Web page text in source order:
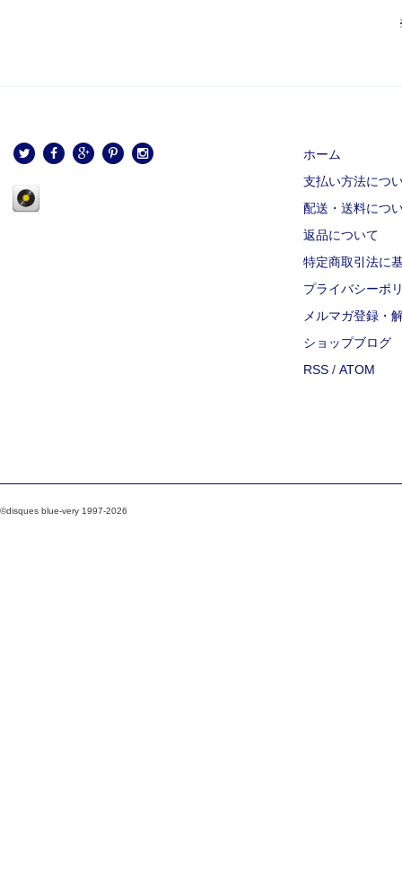
ホーム
支払い方法につ
配送・送料につ
返品について
特定商取引法に
プライバシーポ
メルマガ登録・
ショップブログ
RSS / ATOM
©disques blue-very 1997-2026